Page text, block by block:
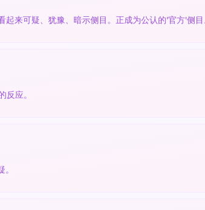
来可疑、犹豫、暗示侧目。正成为公认的'官方'侧目
应。